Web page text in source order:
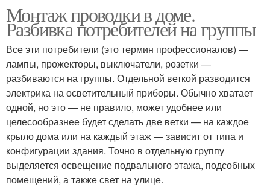
Монтаж проводки в доме.
Разбивка потребителей на группы
Все эти потребители (это термин профессионалов) —
лампы, прожекторы, выключатели, розетки —
разбиваются на группы. Отдельной веткой разводится
электрика на осветительный приборы. Обычно хватает
одной, но это — не правило, может удобнее или
целесообразнее будет сделать две ветки — на каждое
крыло дома или на каждый этаж — зависит от типа и
конфигурации здания. Точно в отдельную группу
выделяется освещение подвального этажа, подсобных
помещений, а также свет на улице.